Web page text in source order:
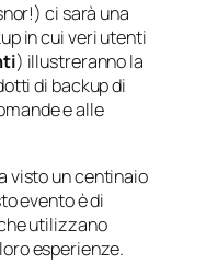
ci sarà una
in cui veri utenti
) illustreranno la
di backup di
e alle
visto un centinaio
evento è di
utilizzano
esperienze.